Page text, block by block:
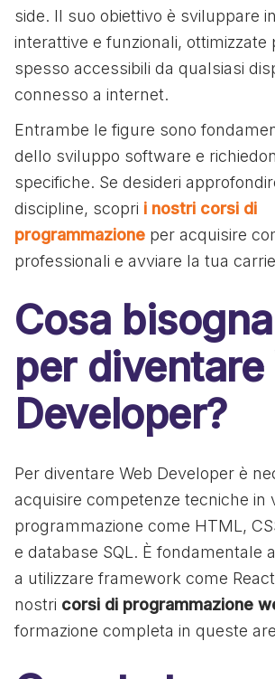
side. Il suo obiettivo è sviluppare
interattive e funzionali, ottimizzate
spesso accessibili da qualsiasi
connesso a internet.
Entrambe le figure sono
dello sviluppo software e
specifiche. Se desideri
discipline, scopri i nostri corsi di
programmazione per acquisire
professionali e avviare la tua
Cosa
per diventare
Developer?
Per diventare Web Developer è
acquisire competenze tecniche in
programmazione come HTML,
e database SQL. È fondamentale
a utilizzare framework come
nostri corsi di programmazione
formazione completa in queste